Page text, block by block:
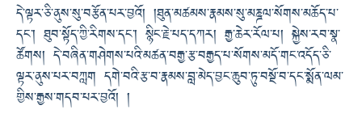
དེ་ལྟར་ཅི་ནུས་སུ་བརྩོན་པར་བྱའོ། །ཐུན་མཚམས་རྣམས་སུ་མཎྜལ་སོགས་མཆོད་པ་
དང་། ཐུབ་སྟོད་ཀྱི་རིགས་དང་། སྙིང་རྗེ་པད་དཀར། རྒྱ་ཆེར་རོལ་པ། སྐྱེས་རབ་སྣ་
ཚོགས། དེ་བཞིན་གཤེགས་པའི་མཚན་བརྒྱ་རྩ་བརྒྱད་པ་སོགས་མདོ་གང་འདོད་ཅི་
ལྟར་ནུས་པར་བཀླག དགེ་བའི་རྩ་བ་རྣམས་བླ་མེད་བྱང་ཆུབ་ཏུ་བསྔོ་བ་དང་སྨོན་ལམ་
གྱིས་རྒྱས་གདབ་པར་བྱའོ། །